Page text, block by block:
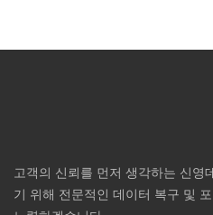
고객의 신뢰를 먼저 생각하는 신영
기 위해 전문적인 데이터 복구 및